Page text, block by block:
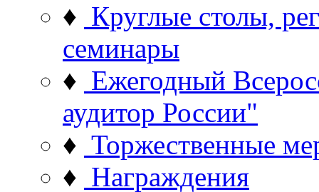
♦ Круглые столы,
семинары
♦ Ежегодный
аудитор России"
♦ Торжественные
♦ Награждения